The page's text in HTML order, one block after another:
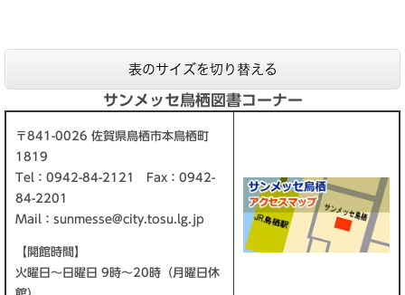
表のサイズを切り替える
サンメッセ鳥栖図書コーナー
〒841-0026 佐賀県鳥栖市本鳥栖町
1819
Tel：0942-84-2121 Fax：0942-
84-2201
Mail： sunmesse@city.tosu.lg.jp
【開館時間】
​火曜日～日曜日 9時～20時（月曜日休